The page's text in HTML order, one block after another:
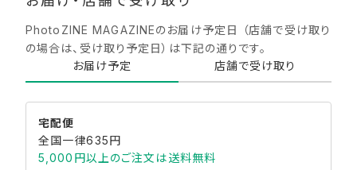
PhotoZINE MAGAZINEのお届け予定日 （店舗で受け取り
の場合は、受け取り予定日）は下記の通りです。​
お届け予定
店舗で受け取り
宅配便
全国一律635円
5,000円以上のご注文は送料無料